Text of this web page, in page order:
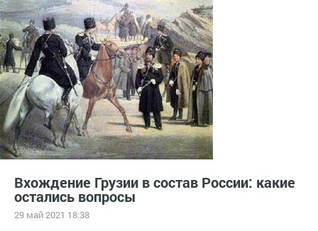
Вхождение Грузии в состав России: какие
остались вопросы
29 май 2021 18:38